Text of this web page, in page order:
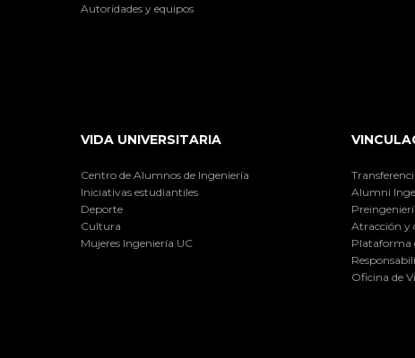
Autoridades y equipos
VIDA UNIVERSITARIA
Centro de Alumnos de Ingeniería
Iniciativas estudiantiles
Deporte
Cultura
Mujeres Ingeniería UC
Alumni
Atracción y
Plataforma
Oficina de